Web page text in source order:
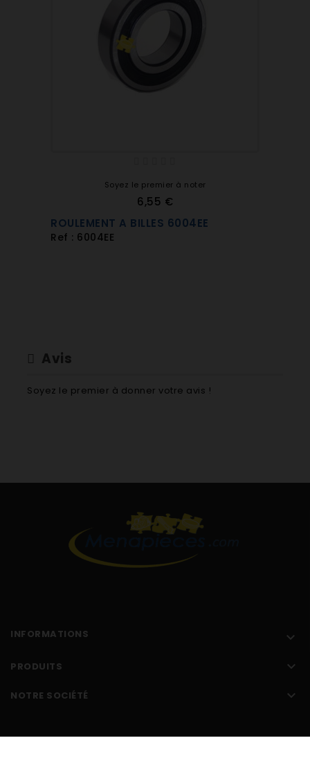
Soyez le premier à noter
6,55 €
ROULEMENT A BILLES 6004EE
Ref : 6004EE
Avis
Soyez le premier à donner votre avis !
INFORMATIONS 
PRODUITS 
NOTRE SOCIÉTÉ 